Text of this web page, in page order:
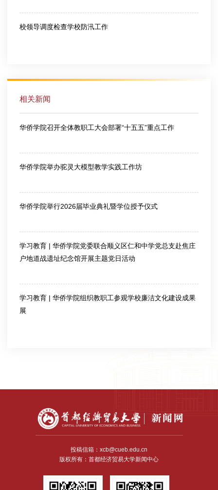
校领导调度检查学校防汛工作
相关新闻
华侨学院召开全体教职工大会部署“十五五”重点工作
华侨学院举办驼灵大模型教学实践工作坊
华侨学院举行2026届毕业典礼暨学位授予仪式
学习教育 | 华侨学院党委联合顺义区仁和中学党总支赴焦庄
户地道战遗址纪念馆开展主题党日活动
学习教育 | 华侨学院组织教职工参观学校廉洁文化建设成果
展
投稿信箱：xcb@cueb.edu.cn
版权所有：首都经济贸易大学新闻中心